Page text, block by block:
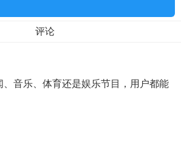
评论
音乐、体育还是娱乐节目，用户都能